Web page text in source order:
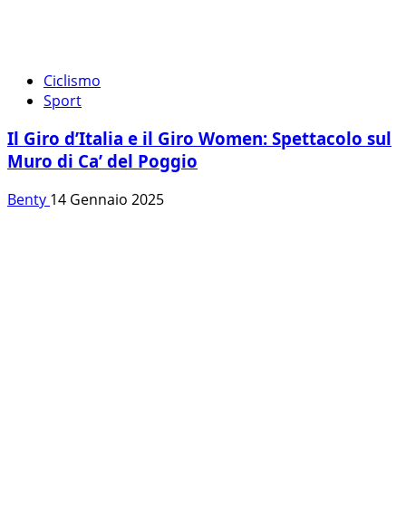
Ciclismo
Sport
Il Giro d’Italia e il Giro Women: Spettacolo sul
Muro di Ca’ del Poggio
Benty 14 Gennaio 2025